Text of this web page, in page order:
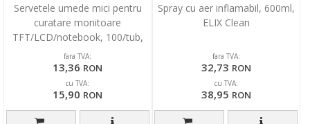
Servetele umede mici pentru
curatare monitoare
TFT/LCD/notebook, 100/tub,
ELIX Clean
fara TVA:
13,36 RON
cu TVA:
15,90 RON
Spray cu aer inflamabil, 600ml,
ELIX Clean
fara TVA:
32,73 RON
cu TVA:
38,95 RON